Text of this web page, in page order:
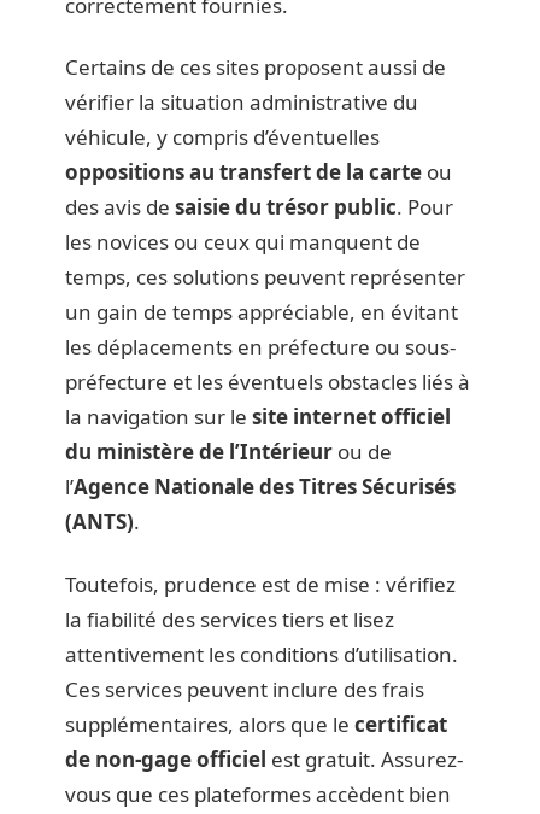
Certains de ces sites proposent aussi de
vérifier la situation administrative du
véhicule, y compris d’éventuelles
oppositions au transfert de la carte ou
des avis de saisie du trésor public. Pour
les novices ou ceux qui manquent de
temps, ces solutions peuvent représenter
un gain de temps appréciable, en évitant
les déplacements en préfecture ou sous-
préfecture et les éventuels obstacles liés à
la navigation sur le site internet officiel
du ministère de l’Intérieur ou de
l’Agence Nationale des Titres Sécurisés
(ANTS).
Toutefois, prudence est de mise : vérifiez
la fiabilité des services tiers et lisez
attentivement les conditions d’utilisation.
Ces services peuvent inclure des frais
supplémentaires, alors que le certificat
de non-gage officiel est gratuit. Assurez-
vous que ces plateformes accèdent bien